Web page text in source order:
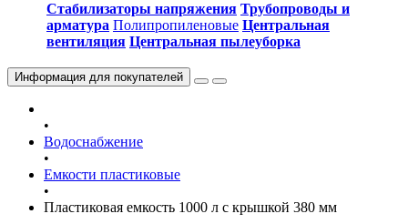
Стабилизаторы напряжения Трубопроводы и
арматура Полипропиленовые Центральная
вентиляция Центральная пылеуборка
Информация для покупателей
•
Водоснабжение
•
Емкости пластиковые
•
Пластиковая емкость 1000 л с крышкой 380 мм